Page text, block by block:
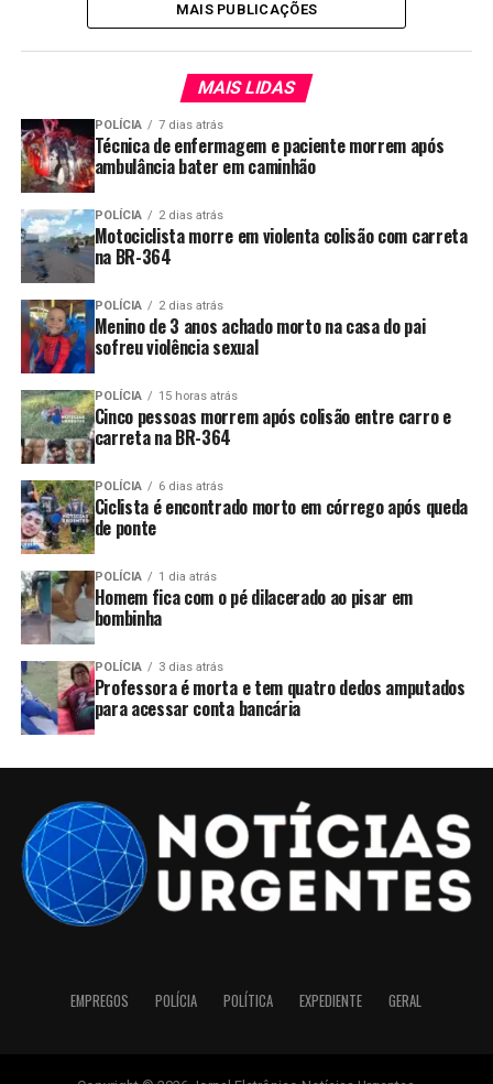
MAIS PUBLICAÇÕES
MAIS LIDAS
POLÍCIA 7 dias atrás
Técnica de enfermagem e paciente morrem após
ambulância bater em caminhão
POLÍCIA 2 dias atrás
Motociclista morre em violenta colisão com carreta
na BR-364
POLÍCIA 2 dias atrás
Menino de 3 anos achado morto na casa do pai
sofreu violência sexual
POLÍCIA 15 horas atrás
Cinco pessoas morrem após colisão entre carro e
carreta na BR-364
POLÍCIA 6 dias atrás
Ciclista é encontrado morto em córrego após queda
de ponte
POLÍCIA 1 dia atrás
Homem fica com o pé dilacerado ao pisar em
bombinha
POLÍCIA 3 dias atrás
Professora é morta e tem quatro dedos amputados
para acessar conta bancária
EMPREGOS POLÍCIA POLÍTICA EXPEDIENTE GERAL